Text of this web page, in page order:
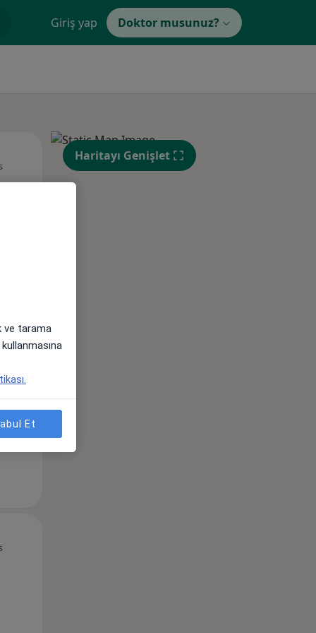
Giriş yap Doktor musunuz?
10 Ağustos
Sal,
11 Ağustos
Çar,
12 Ağustos
Pzt,
Haritayı Genişlet
ve tarama
Et